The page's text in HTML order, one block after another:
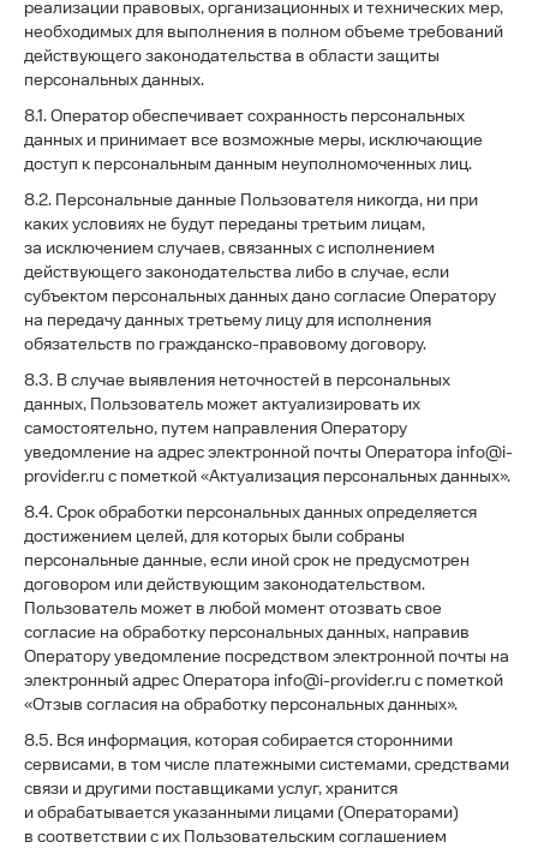
реализации правовых, организационных и технических мер,
необходимых для выполнения в полном объеме требований
действующего законодательства в области защиты
персональных данных.
8.1. Оператор обеспечивает сохранность персональных
данных и принимает все возможные меры, исключающие
доступ к персональным данным неуполномоченных лиц.
8.2. Персональные данные Пользователя никогда, ни при
каких условиях не будут переданы третьим лицам,
за исключением случаев, связанных с исполнением
действующего законодательства либо в случае, если
субъектом персональных данных дано согласие Оператору
на передачу данных третьему лицу для исполнения
обязательств по гражданско-правовому договору.
8.3. В случае выявления неточностей в персональных
данных, Пользователь может актуализировать их
самостоятельно, путем направления Оператору
уведомление на адрес электронной почты Оператора info@i-
provider.ru с пометкой «Актуализация персональных данных».
8.4. Срок обработки персональных данных определяется
достижением целей, для которых были собраны
персональные данные, если иной срок не предусмотрен
договором или действующим законодательством.
Пользователь может в любой момент отозвать свое
согласие на обработку персональных данных, направив
Оператору уведомление посредством электронной почты на
электронный адрес Оператора info@i-provider.ru с пометкой
«Отзыв согласия на обработку персональных данных».
8.5. Вся информация, которая собирается сторонними
сервисами, в том числе платежными системами, средствами
связи и другими поставщиками услуг, хранится
и обрабатывается указанными лицами (Операторами)
в соответствии с их Пользовательским соглашением